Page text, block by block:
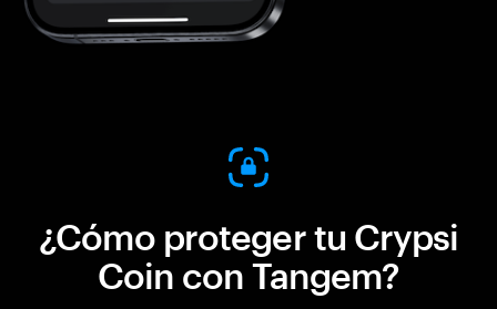
¿Cómo proteger tu Crypsi
Coin con Tangem?